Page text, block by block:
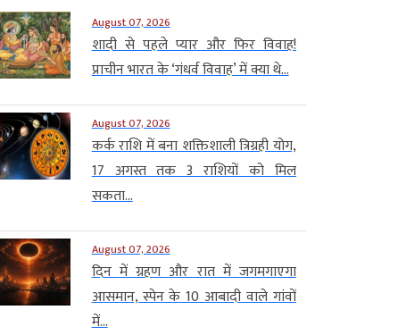
August 07, 2026
शादी से पहले प्यार और फिर विवाह!
प्राचीन भारत के ‘गंधर्व विवाह’ में क्या थे...
August 07, 2026
कर्क राशि में बना शक्तिशाली त्रिग्रही योग,
17 अगस्त तक 3 राशियों को मिल
सकता...
August 07, 2026
दिन में ग्रहण और रात में जगमगाएगा
आसमान, स्पेन के 10 आबादी वाले गांवों
में...